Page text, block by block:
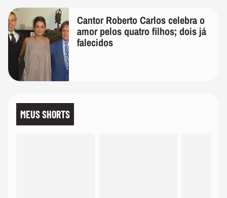
Cantor Roberto Carlos celebra o
amor pelos quatro filhos; dois já
falecidos
MEUS SHORTS